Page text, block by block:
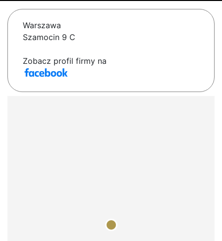
Warszawa
Szamocin 9 C
Zobacz profil firmy na